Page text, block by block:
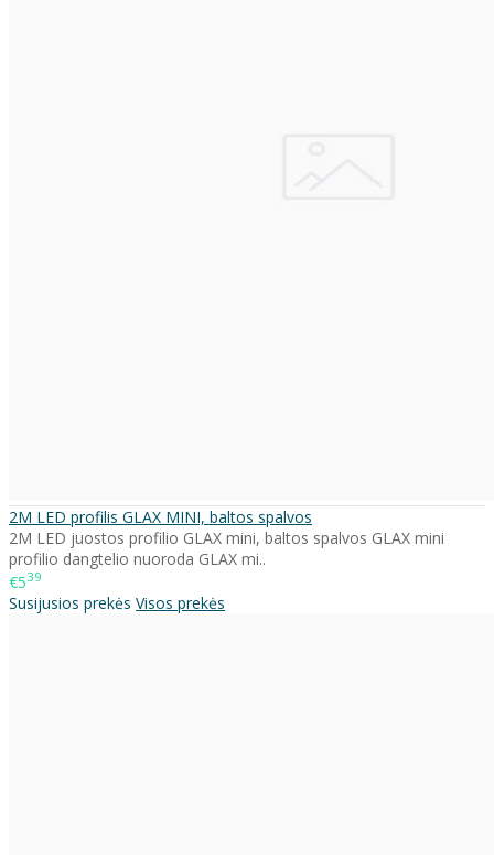
2M LED profilis GLAX MINI, baltos spalvos
2M LED juostos profilio GLAX mini, baltos spalvos GLAX mini
profilio dangtelio nuoroda GLAX mi..
€539
Susijusios prekės Visos prekės